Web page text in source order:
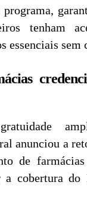
tenham
essenciais sem
anunciou a
de
a cobertura do